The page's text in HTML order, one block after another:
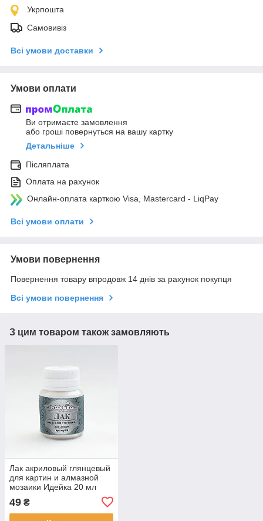
Укрпошта
Самовивіз
Всі умови доставки
Умови оплати
Ви отримаєте замовлення
або гроші повернуться на вашу картку
Детальніше
Післяплата
Оплата на рахунок
Онлайн-оплата карткою Visa, Mastercard - LiqPay
Всі умови оплати
Умови повернення
Повернення товару впродовж 14 днів за рахунок покупця
Всі умови повернення
З цим товаром також замовляють
Лак акриловый глянцевый
для картин и алмазной
мозаики Идейка 20 мл
49 ₴